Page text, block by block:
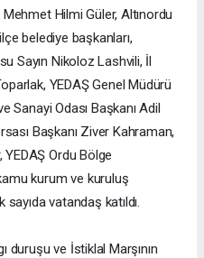
Hilmi Güler, Altınordu
belediye başkanları,
Sayın Nikoloz Lashvili, İl
YEDAŞ Genel Müdürü
Sanayi Odası Başkanı Adil
Başkanı Ziver Kahraman,
YEDAŞ Ordu Bölge
kurum ve kuruluş
vatandaş katıldı.
duruşu ve İstiklal Marşının